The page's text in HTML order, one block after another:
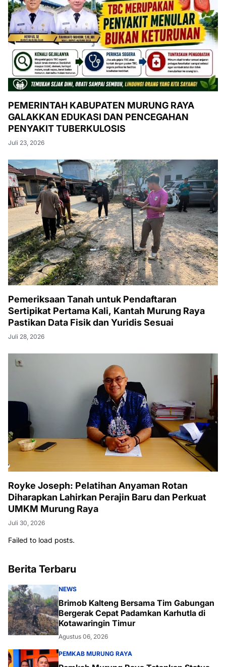
PEMERINTAH KABUPATEN MURUNG RAYA
GALAKKAN EDUKASI DAN PENCEGAHAN
PENYAKIT TUBERKULOSIS
Juli 23, 2026
Pemeriksaan Tanah untuk Pendaftaran
Sertipikat Pertama Kali, Kantah Murung Raya
Pastikan Data Fisik dan Yuridis Sesuai
Juli 28, 2026
Royke Joseph: Pelatihan Anyaman Rotan
Diharapkan Lahirkan Perajin Baru dan Perkuat
UMKM Murung Raya
Juli 30, 2026
Failed to load posts.
Berita Terbaru
NEWS
Brimob Kalteng Bersama Tim Gabungan
Bergerak Cepat Padamkan Karhutla di
Kotawaringin Timur
Agustus 06, 2026
PEMKAB MURUNG RAYA